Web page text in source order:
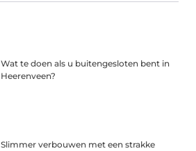
Wat te doen als u buitengesloten bent in
Heerenveen?
Slimmer verbouwen met een strakke